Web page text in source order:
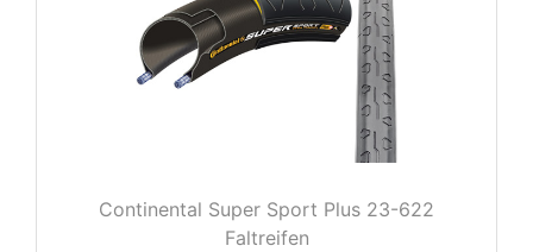
Continental Super Sport Plus 23-622
Faltreifen